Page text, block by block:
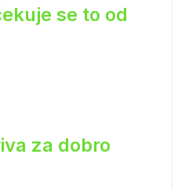
se to od
za dobro